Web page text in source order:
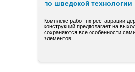
по шведской технологии
Комплекс работ по реставрации
конструкций предполагает на
сохраняются все особенности
элементов.